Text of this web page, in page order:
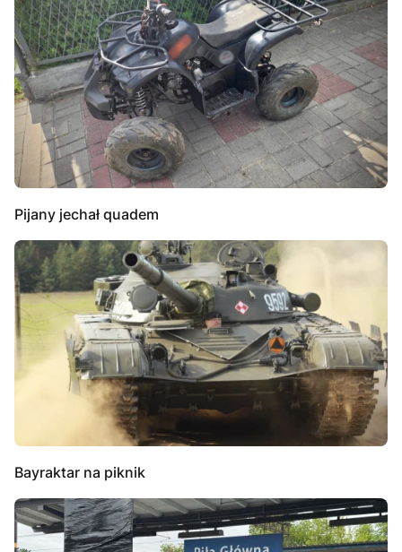
Pijany jechał quadem
Bayraktar na piknik